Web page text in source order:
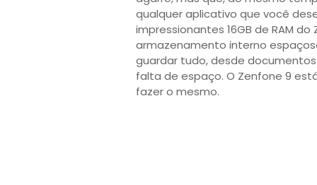
qualquer aplicativo que você
impressionantes 16GB de RAM
armazenamento interno
guardar tudo, desde
falta de espaço. O Zenfone 9
fazer o mesmo.